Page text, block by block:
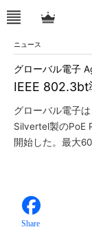
ニュース
IEEE 802.3bt
グローバル電子
グローバル電子
Silvertel製のPoE
開始した。最大
Share